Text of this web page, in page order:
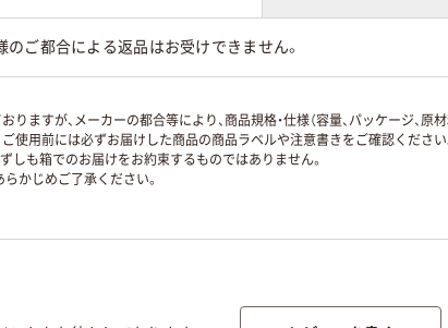
のご都合による返品はお受けできません。
ますが、メーカーの都合等により、商品規格・仕様（容量、パッケージ、
使用前には必ずお届けした商品の商品ラベルや注意書きをご確認くださ
ずしも箱でのお届けをお約束するものではありません。
かじめご了承ください。